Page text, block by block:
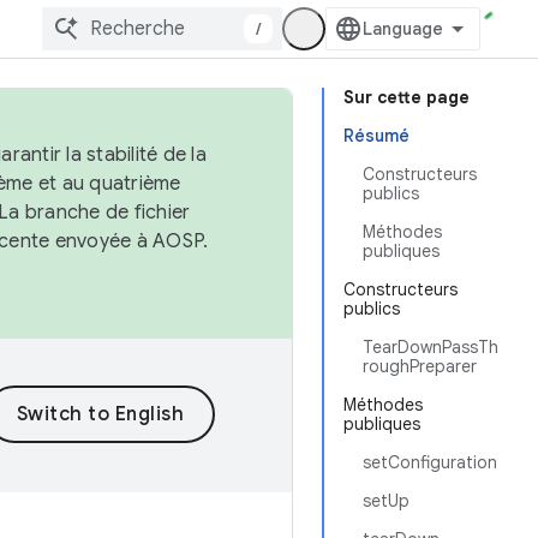
/
Sur cette page
Résumé
Constructeurs
publics
Méthodes
publiques
Constructeurs
publics
TearDownPassTh
roughPreparer
Méthodes
publiques
setConfiguration
setUp
la stabilité de la
et au quatrième
branche de fichier
envoyée à AOSP.